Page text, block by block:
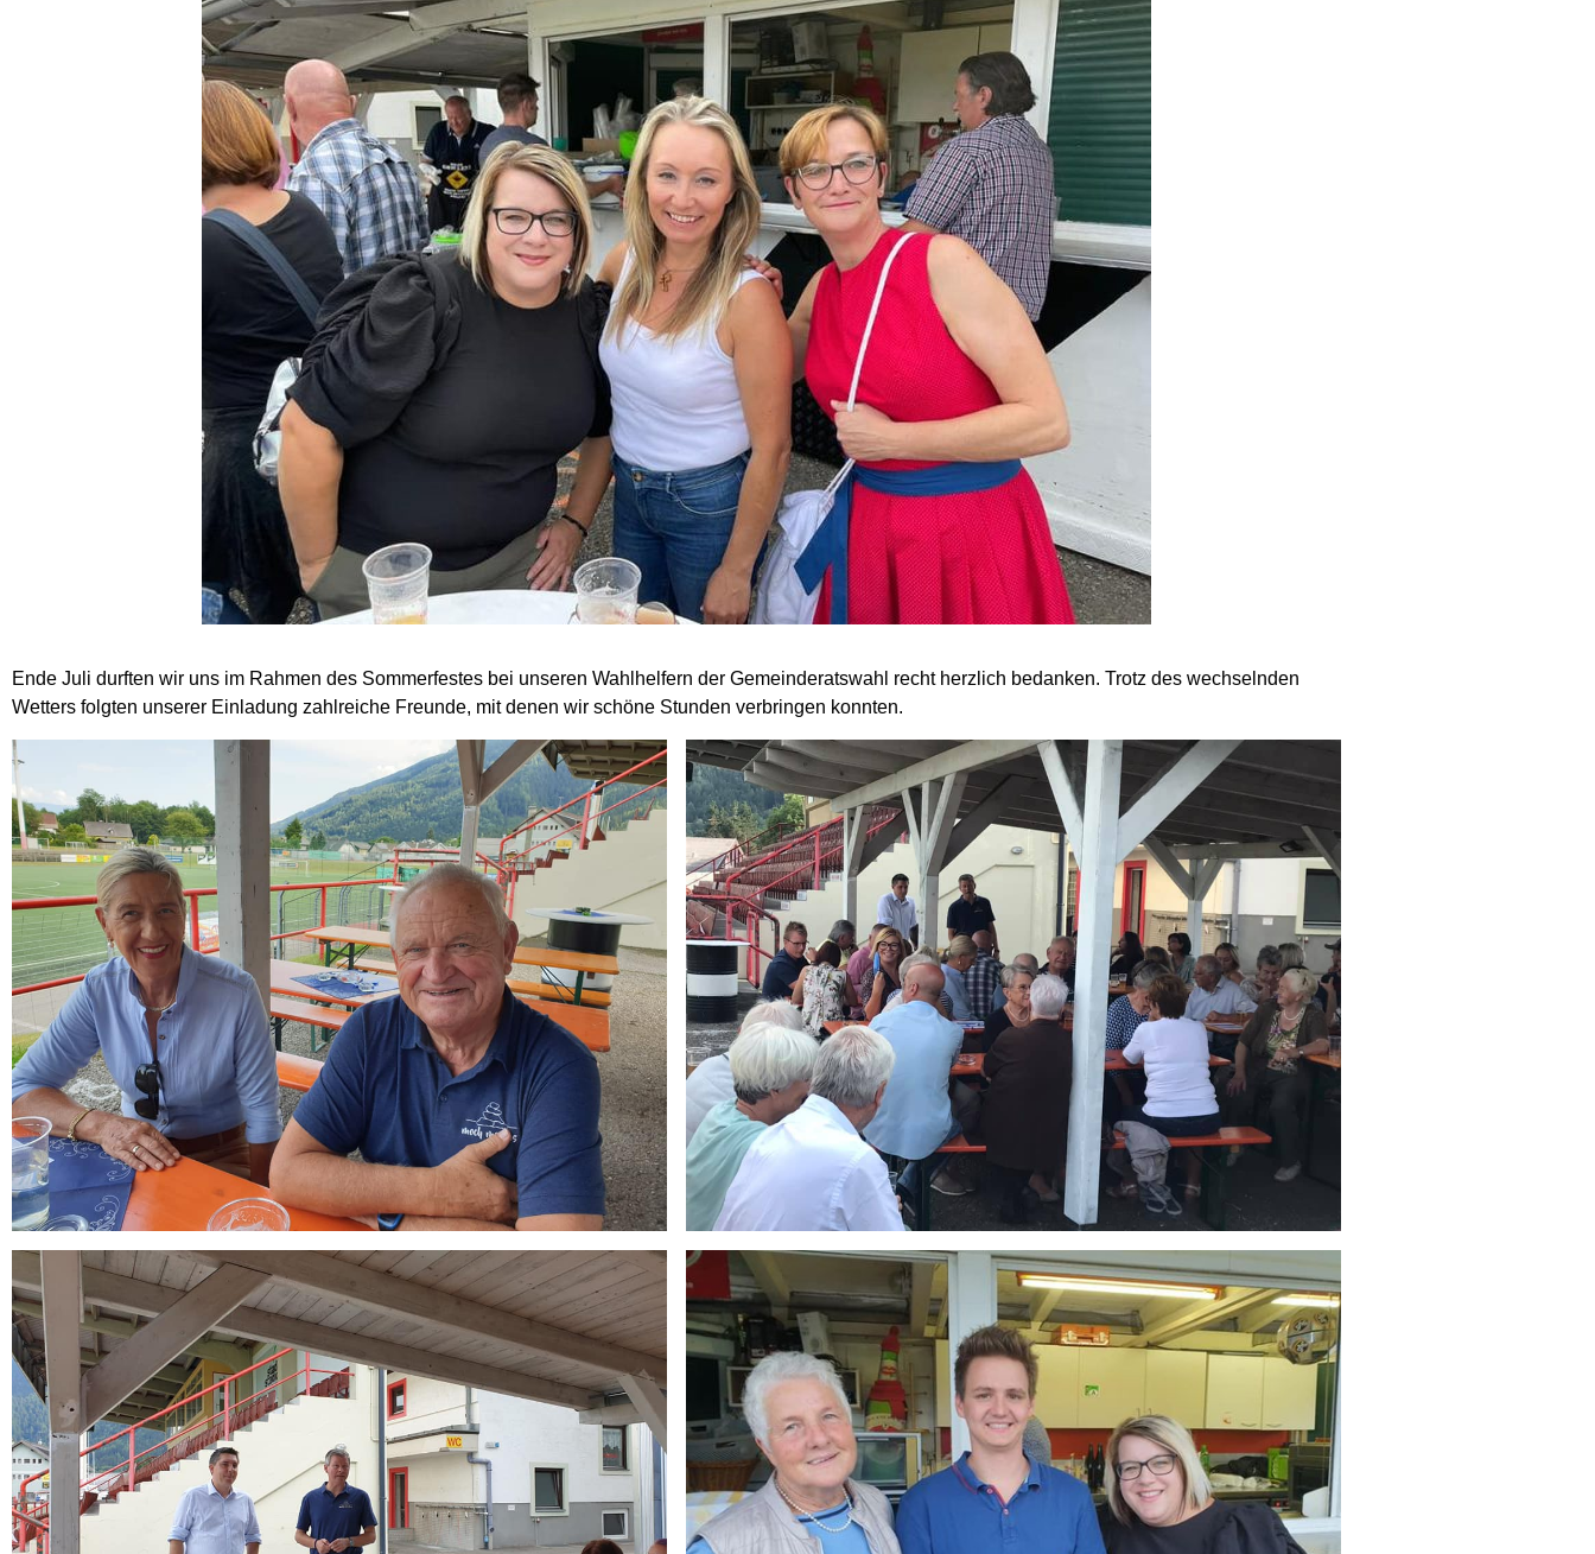
Ende Juli durften wir uns im Rahmen des Sommerfestes bei unseren Wahlhelfern der Gemeinderatswahl recht herzlich bedanken. Trotz des wechselnden
Wetters folgten unserer Einladung zahlreiche Freunde, mit denen wir schöne Stunden verbringen konnten.